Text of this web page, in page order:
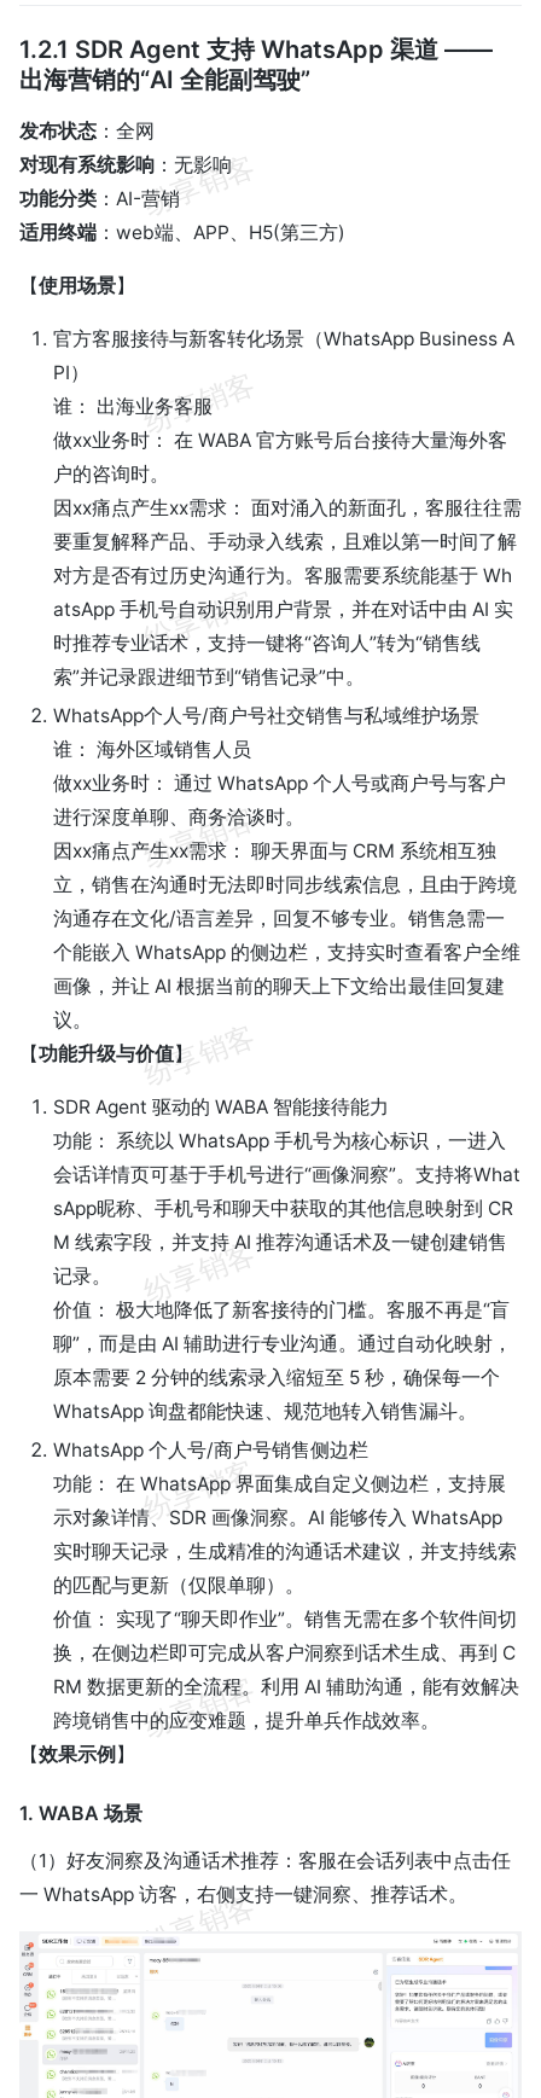
1.2.1 SDR Agent 支持 WhatsApp 渠道 ——
出海营销的“AI 全能副驾驶”
发布状态 ：全网
对现有系统影响 ：无影响
功能分类 ：AI-营销
适用终端 ：web端、APP、H5(第三方)
【使用场景】
官方客服接待与新客转化场景（WhatsApp Business A
PI）
谁： 出海业务客服
做xx业务时： 在 WABA 官方账号后台接待大量海外客
户的咨询时。
因xx痛点产生xx需求： 面对涌入的新面孔，客服往往需
要重复解释产品、手动录入线索，且难以第一时间了解
对方是否有过历史沟通行为。客服需要系统能基于 Wh
atsApp 手机号自动识别用户背景，并在对话中由 AI 实
时推荐专业话术，支持一键将“咨询人”转为“销售线
索”并记录跟进细节到“销售记录”中。
WhatsApp个人号/商户号社交销售与私域维护场景
谁： 海外区域销售人员
做xx业务时： 通过 WhatsApp 个人号或商户号与客户
进行深度单聊、商务洽谈时。
因xx痛点产生xx需求： 聊天界面与 CRM 系统相互独
立，销售在沟通时无法即时同步线索信息，且由于跨境
沟通存在文化/语言差异，回复不够专业。销售急需一
个能嵌入 WhatsApp 的侧边栏，支持实时查看客户全维
画像，并让 AI 根据当前的聊天上下文给出最佳回复建
议。
【功能升级与价值】
SDR Agent 驱动的 WABA 智能接待能力
功能： 系统以 WhatsApp 手机号为核心标识，一进入
会话详情页可基于手机号进行“画像洞察”。支持将What
sApp昵称、手机号和聊天中获取的其他信息映射到 CR
M 线索字段，并支持 AI 推荐沟通话术及一键创建销售
记录。
价值： 极大地降低了新客接待的门槛。客服不再是“盲
聊”，而是由 AI 辅助进行专业沟通。通过自动化映射，
原本需要 2 分钟的线索录入缩短至 5 秒，确保每一个
WhatsApp 询盘都能快速、规范地转入销售漏斗。
WhatsApp 个人号/商户号销售侧边栏
功能： 在 WhatsApp 界面集成自定义侧边栏，支持展
示对象详情、SDR 画像洞察。AI 能够传入 WhatsApp
实时聊天记录，生成精准的沟通话术建议，并支持线索
的匹配与更新（仅限单聊）。
价值： 实现了“聊天即作业”。销售无需在多个软件间切
换，在侧边栏即可完成从客户洞察到话术生成、再到 C
RM 数据更新的全流程。利用 AI 辅助沟通，能有效解决
跨境销售中的应变难题，提升单兵作战效率。
【效果示例 】
1. WABA 场景
（1）好友洞察及沟通话术推荐：客服在会话列表中点击任
一 WhatsApp 访客，右侧支持一键洞察、推荐话术。